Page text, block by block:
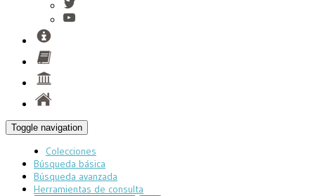
Toggle navigation
Colecciones
Búsqueda básica
Búsqueda avanzada
Herramientas de consulta